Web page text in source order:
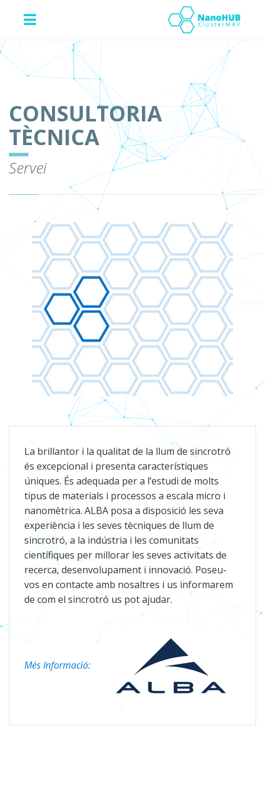
CONSULTORIA
TÈCNICA
Servei
La brillantor i la qualitat de la llum de sincrotró
és excepcional i presenta característiques
úniques. És adequada per a l’estudi de molts
tipus de materials i processos a escala micro i
nanomètrica. ALBA posa a disposició les seva
experiència i les seves tècniques de llum de
sincrotró, a la indústria i les comunitats
científiques per millorar les seves activitats de
recerca, desenvolupament i innovació. Poseu-
vos en contacte amb nosaltres i us informarem
de com el sincrotró us pot ajudar.
Més Informació: